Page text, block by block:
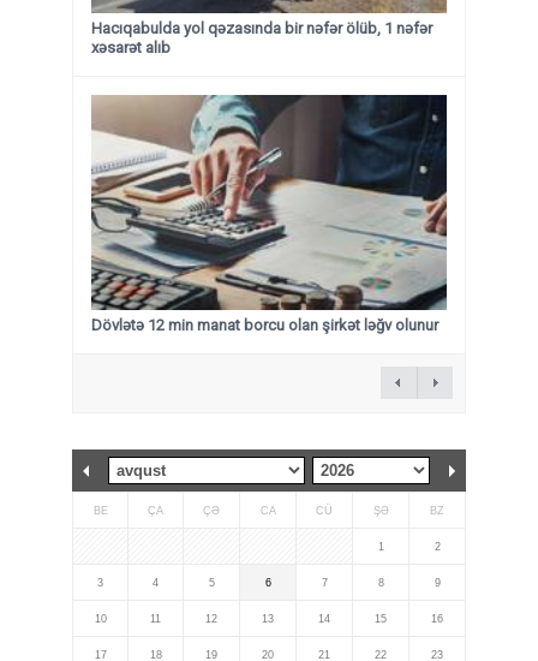
Hacıqabulda yol qəzasında bir nəfər ölüb, 1 nəfər
xəsarət alıb
Dövlətə 12 min manat borcu olan şirkət ləğv olunur
BE ÇA ÇƏ CA CÜ ŞƏ BZ
1 2
3 4 5 6 7 8 9
10 11 12 13 14 15 16
17 18 19 20 21 22 23